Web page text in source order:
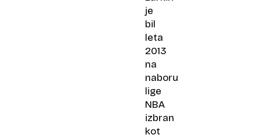
je
bil
leta
2013
na
naboru
lige
NBA
izbran
kot